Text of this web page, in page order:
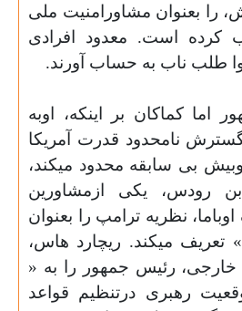
را بعنوان مشاورامنیت ملی
کرده است. معدود افرادی
طلب ناب به حساب آورند.
اما کماکان بر اینکه، اوبه
نامحدود قدرت آمریکا
بی سابقه محدود میکند،
بن رودس، یکی ازمشاورین
نظریه ترامپ را بعنوان
تعریف میکند. ریچارد هاس،
رئیس جمهور را به «
رهبری درتنظیم قواعد